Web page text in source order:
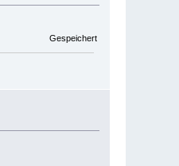
Gespeichert